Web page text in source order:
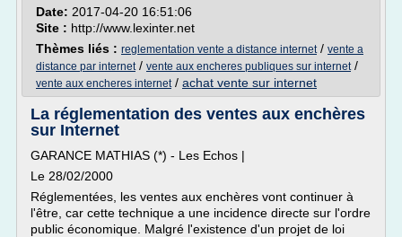
Date: 2017-04-20 16:51:06
Site : http://www.lexinter.net
Thèmes liés : reglementation vente a distance internet/ vente a
distance par internet/ vente aux encheres publiques sur internet/
vente aux encheres internet/ achat vente sur internet
La réglementation des ventes aux enchères
sur Internet
GARANCE MATHIAS (*) - Les Echos |
Le 28/02/2000
Réglementées, les ventes aux enchères vont continuer à
l'être, car cette technique a une incidence directe sur l'ordre
public économique. Malgré l'existence d'un projet de loi